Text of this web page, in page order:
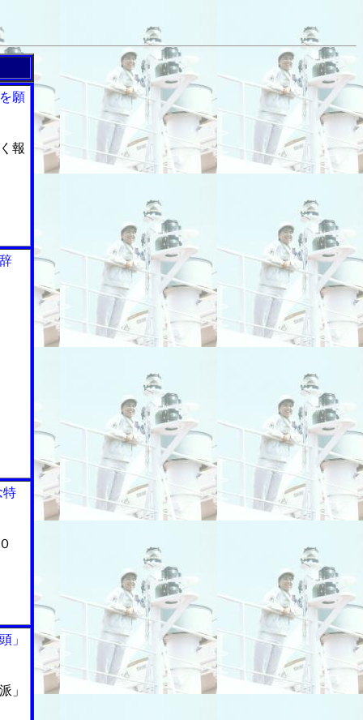
願
報
特
」
」